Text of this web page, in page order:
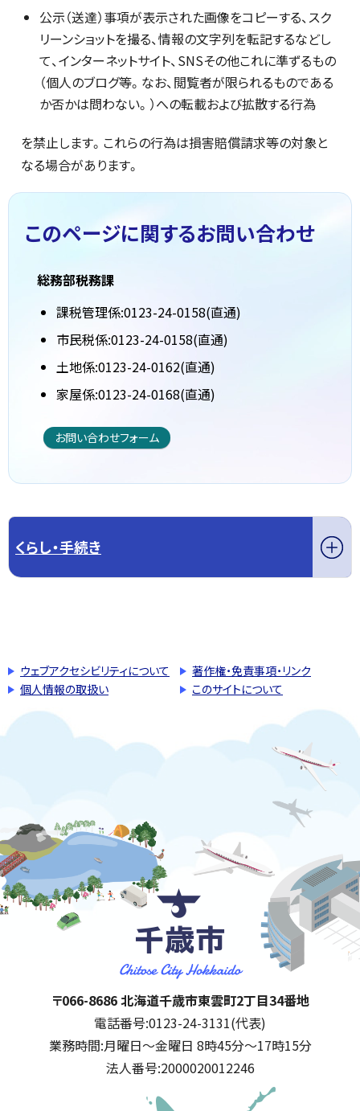
公示（送達）事項が表示された画像をコピーする、スク
リーンショットを撮る、情報の文字列を転記するなどし
て、インターネットサイト、SNSその他これに準ずるもの
（個人のブログ等。なお、閲覧者が限られるものである
か否かは問わない。）への転載および拡散する行為
を禁止します。これらの行為は損害賠償請求等の対象と
なる場合があります。
このページに関するお問い合わせ
総務部税務課
課税管理係:0123-24-0158(直通)
市民税係:0123-24-0158(直通)
土地係:0123-24-0162(直通)
家屋係:0123-24-0168(直通)
お問い合わせフォーム
くらし・手続き
ウェブアクセシビリティについて
著作権・免責事項・リンク
個人情報の取扱い
このサイトについて
千歳市
住所:
〒066-8686 北海道千歳市東雲町2丁目34番地
電話番号:0123-24-3131(代表)
業務時間:月曜日～金曜日 8時45分～17時15分
法人番号:2000020012246